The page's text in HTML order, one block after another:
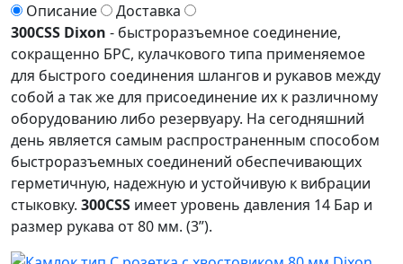
Описание
Доставка
300CSS Dixon - быстроразъемное соединение,
сокращенно БРС, кулачкового типа применяемое
для быстрого соединения шлангов и рукавов между
собой а так же для присоединение их к различному
оборудованию либо резервуару. На сегодняшний
день является самым распространенным способом
быстроразъемных соединений обеспечивающих
герметичную, надежную и устойчивую к вибрации
стыковку. 300CSS имеет уровень давления 14 Бар и
размер рукава от 80 мм. (3”).